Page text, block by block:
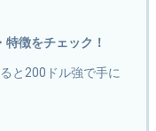
徴をチェック！
と200ドル強で手に